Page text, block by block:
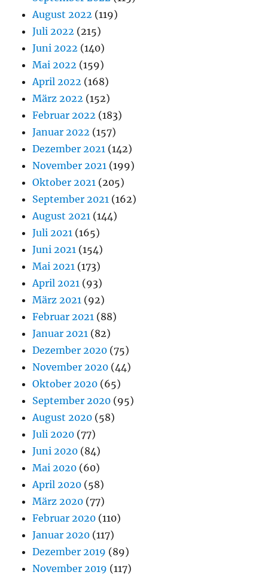
August 2022 (119)
Juli 2022 (215)
Juni 2022 (140)
Mai 2022 (159)
April 2022 (168)
März 2022 (152)
Februar 2022 (183)
Januar 2022 (157)
Dezember 2021 (142)
November 2021 (199)
Oktober 2021 (205)
September 2021 (162)
August 2021 (144)
Juli 2021 (165)
Juni 2021 (154)
Mai 2021 (173)
April 2021 (93)
März 2021 (92)
Februar 2021 (88)
Januar 2021 (82)
Dezember 2020 (75)
November 2020 (44)
Oktober 2020 (65)
September 2020 (95)
August 2020 (58)
Juli 2020 (77)
Juni 2020 (84)
Mai 2020 (60)
April 2020 (58)
März 2020 (77)
Februar 2020 (110)
Januar 2020 (117)
Dezember 2019 (89)
November 2019 (117)